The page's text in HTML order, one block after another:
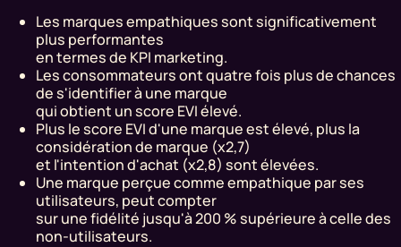
Les marques empathiques sont significativement
plus performantes
en termes de KPI marketing.
Les consommateurs ont quatre fois plus de chances
de s'identifier à une marque
qui obtient un score EVI élevé.
Plus le score EVI d'une marque est élevé, plus la
considération de marque (x2,7)
et l'intention d'achat (x2,8) sont élevées.
Une marque perçue comme empathique par ses
utilisateurs, peut compter
sur une fidélité jusqu'à 200 % supérieure à celle des
non-utilisateurs.